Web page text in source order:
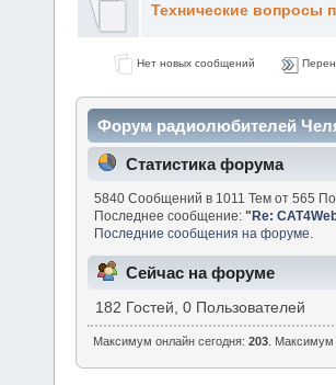
Технические вопросы
Нет новых сообщений
Форум радиолюбителей
Статистика форума
5840 Сообщений в 1011 Тем от 565
Последнее сообщение:"Re:
Последние сообщения на форуме.
Сейчас на форуме
182 Гостей, 0 Пользователей
Максимум онлайн сегодня:203 .